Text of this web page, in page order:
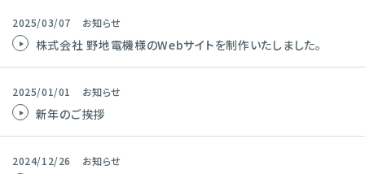
2025/03/07 お知らせ
株式会社 野地電機様のWebサイトを制作いたしました。
2025/01/01 お知らせ
新年のご挨拶
2024/12/26 お知らせ